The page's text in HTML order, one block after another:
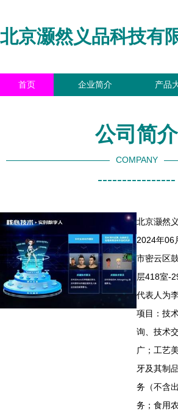
北京灏然义品科技有
首页 企业简介 产品
公司简介
COMPANY
----------------
北京灏然
2024年06
市密云区
层418室-
代表人为
项目：技
询、技术
广；工艺
牙及其制
务（不含
务；食用